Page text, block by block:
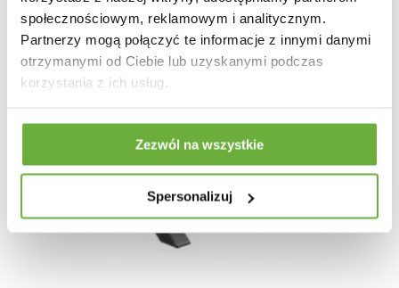
społecznościowym, reklamowym i analitycznym.
Partnerzy mogą połączyć te informacje z innymi danymi
otrzymanymi od Ciebie lub uzyskanymi podczas
korzystania z ich usług.
Zezwól na wszystkie
Spersonalizuj